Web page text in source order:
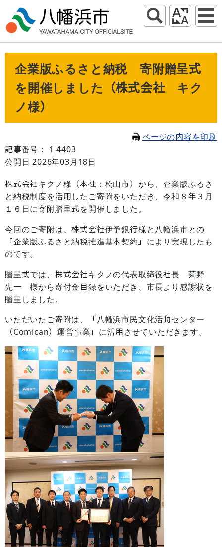
企業版ふるさと納税 寄附贈呈式
を開催しました（株式会社 キク
ノ様）
ページの内容を印刷
記事番号： 1-4403
公開日 2026年03月18日
株式会社キクノ様（本社：松山市）から、企業版ふるさ
と納税制度を活用したご寄附をいただき、令和８年３月
１６日に寄附贈呈式を開催しました。
今回のご寄附は、株式会社伊予銀行様と八幡浜市との
「企業版ふるさと納税推進基本契約」により実現したも
のです。
贈呈式では、株式会社キクノの代表取締役社長 菊野
先一 様から寄付金目録をいただき、市長より感謝状を
贈呈しました。
いただいたご寄附は、「八幡浜市民文化活動センター
（Comican）運営事業」に活用させていただきます。